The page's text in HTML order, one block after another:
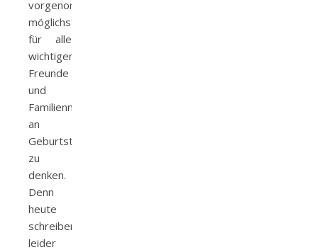
vorgenommen,
möglichst
für alle
wichtigen
Freunde
und
Familienmitglieder
an
Geburtstagskarten
zu
denken.
Denn
heute
schreiben
leider